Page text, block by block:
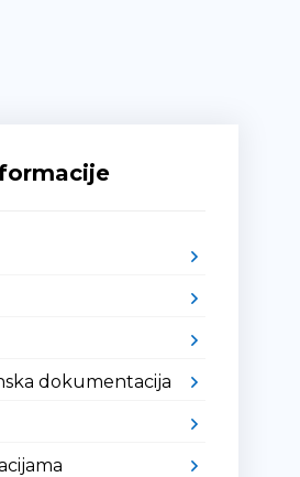
dokumentacija